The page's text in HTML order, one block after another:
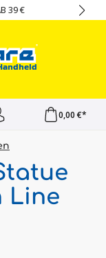
39 €
0,00 €*
Line